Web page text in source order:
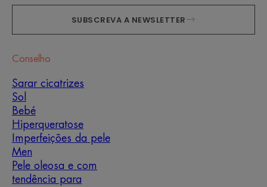
SUBSCREVA A NEWSLETTER
Conselho
Sarar cicatrizes
Sol
Bebé
Hiperqueratose
Imperfeições da pele
Men
Pele oleosa e com
tendência para